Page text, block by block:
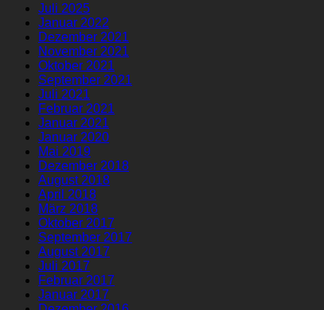
Juli 2025
Januar 2022
Dezember 2021
November 2021
Oktober 2021
September 2021
Juli 2021
Februar 2021
Januar 2021
Januar 2020
Mai 2019
Dezember 2018
August 2018
April 2018
März 2018
Oktober 2017
September 2017
August 2017
Juli 2017
Februar 2017
Januar 2017